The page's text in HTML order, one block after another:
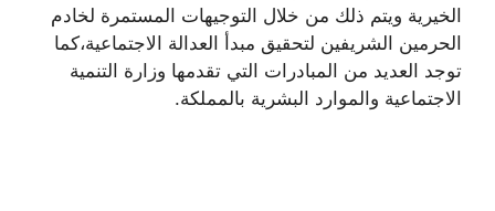
الخيرية ويتم ذلك من خلال التوجيهات المستمرة لخادم
الحرمين الشريفين لتحقيق مبدأ العدالة الاجتماعية،كما
توجد العديد من المبادرات التي تقدمها وزارة التنمية
الاجتماعية والموارد البشرية بالمملكة.